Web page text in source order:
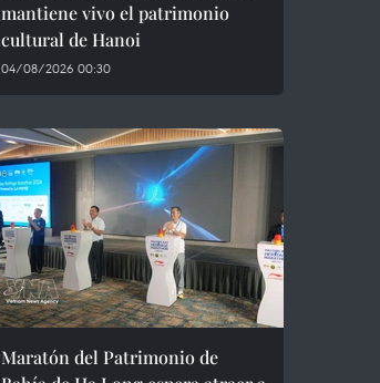
mantiene vivo el patrimonio
cultural de Hanoi
04/08/2026 00:30
Maratón del Patrimonio de